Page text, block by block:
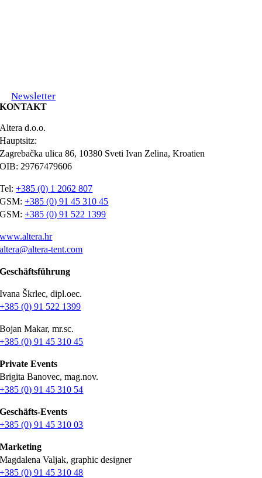
Newsletter
KONTAKT
Altera d.o.o.
Hauptsitz:
Zagrebačka ulica 86, 10380 Sveti Ivan Zelina, Kroatien
OIB: 29767479606
Tel:+385 (0) 1 2062 807
GSM:+385 (0) 91 45 310 45
GSM:+385 (0) 91 522 1399
www.altera.hr
altera@altera-tent.com
Geschäftsführung
Ivana Škrlec, dipl.oec.
+385 (0) 91 522 1399
Bojan Makar, mr.sc.
+385 (0) 91 45 310 45
Private Events
Brigita Banovec, mag.nov.
+385 (0) 91 45 310 54
Geschäfts-Events
+385 (0) 91 45 310 03
Marketing
Magdalena Valjak, graphic designer
+385 (0) 91 45 310 48